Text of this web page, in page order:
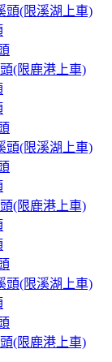
頭(限溪湖上車)
(限鹿港上車)
頭(限溪湖上車)
(限鹿港上車)
頭(限溪湖上車)
(限鹿港上車)